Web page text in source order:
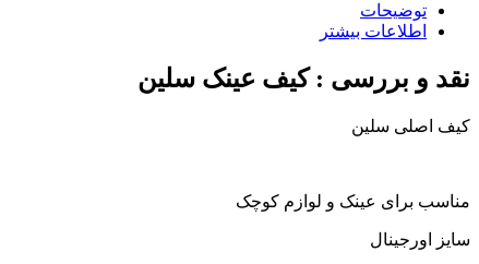
توضیحات
اطلاعات بیشتر
نقد و بررسی :کیف عینک سلین
کیف اصلی سلین
مناسب برای عینک و لوازم کوچک
سایز اورجینال